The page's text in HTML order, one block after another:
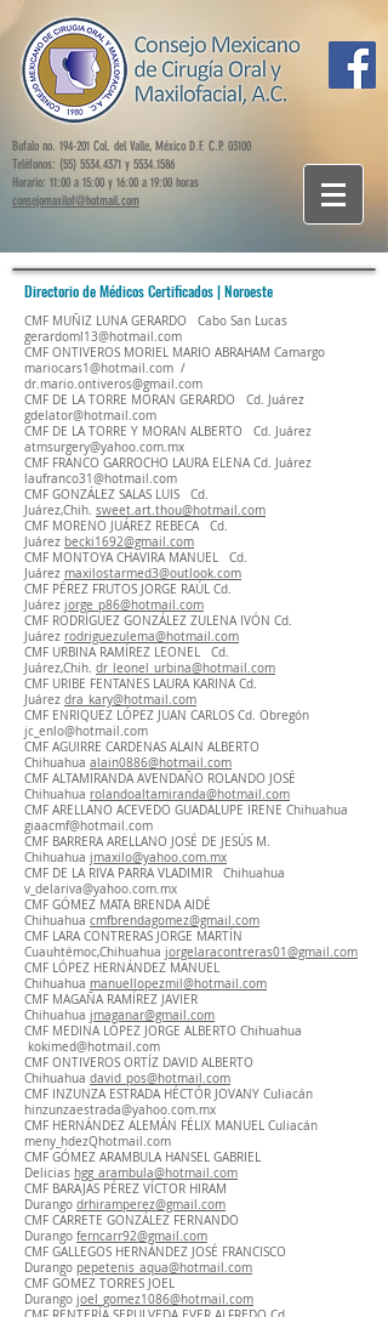
Bufalo no. 194-201 Col. del Valle, México D.F. C.P. 03100
Teléfonos: (55) 5534.4371 y 5534.1586
Horario: 11:00 a 15:00 y 16:00 a 19:00 horas
consejomaxilof@hotmail.com
Directorio de Médicos Certificados | Noroeste
CMF MUÑIZ LUNA GERARDO Cabo San Lucas
gerardoml13@hotmail.com
CMF ONTIVEROS MORIEL MARIO ABRAHAM Camargo
mariocars1@hotmail.com /
dr.mario.ontiveros@gmail.com
CMF DE LA TORRE MORAN GERARDO Cd. Juárez
gdelator@hotmail.com
CMF DE LA TORRE Y MORAN ALBERTO Cd. Juárez
atmsurgery@yahoo.com.mx
CMF FRANCO GARROCHO LAURA ELENA Cd. Juárez
laufranco31@hotmail.com
CMF GONZÁLEZ SALAS LUIS Cd.
Juárez,Chih. sweet.art.thou@hotmail.com
CMF MORENO JUÁREZ REBECA Cd.
Juárez becki1692@gmail.com
CMF MONTOYA CHAVIRA MANUEL Cd.
Juárez maxilostarmed3@outlook.com
CMF PÉREZ FRUTOS JORGE RAÚL Cd.
Juárez jorge_p86@hotmail.com
CMF RODRÍGUEZ GONZÁLEZ ZULENA IVÓN Cd.
Juárez rodriguezulema@hotmail.com
CMF URBINA RAMÍREZ LEONEL Cd.
Juárez,Chih. dr_leonel_urbina@hotmail.com
CMF URIBE FENTANES LAURA KARINA Cd.
Juárez dra_kary@hotmail.com
CMF ENRIQUEZ LÓPEZ JUAN CARLOS Cd. Obregón
jc_enlo@hotmail.com
CMF AGUIRRE CARDENAS ALAIN ALBERTO
Chihuahua alain0886@hotmail.com
CMF ALTAMIRANDA AVENDAÑO ROLANDO JOSÉ
Chihuahua rolandoaltamiranda@hotmail.com
CMF ARELLANO ACEVEDO GUADALUPE IRENE Chihuahua
giaacmf@hotmail.com
CMF BARRERA ARELLANO JOSÉ DE JESÚS M.
Chihuahua jmaxilo@yahoo.com.mx
CMF DE LA RIVA PARRA VLADIMIR Chihuahua
v_delariva@yahoo.com.mx
CMF GÓMEZ MATA BRENDA AIDÉ
Chihuahua cmfbrendagomez@gmail.com
CMF LARA CONTRERAS JORGE MARTÍN
Cuauhtémoc,Chihuahua jorgelaracontreras01@gmail.com
CMF LÓPEZ HERNÁNDEZ MANUEL
Chihuahua manuellopezmil@hotmail.com
CMF MAGAÑA RAMÍREZ JAVIER
Chihuahua jmaganar@gmail.com
CMF MEDINA LÓPEZ JORGE ALBERTO Chihuahua
kokimed@hotmail.com
CMF ONTIVEROS ORTÍZ DAVID ALBERTO
Chihuahua david_pos@hotmail.com
CMF INZUNZA ESTRADA HÉCTÓR JOVANY Culiacán
hinzunzaestrada@yahoo.com.mx
CMF HERNÁNDEZ ALEMÁN FÉLIX MANUEL Culiacán
meny_hdezQhotmail.com
CMF GÓMEZ ARAMBULA HANSEL GABRIEL
Delicias hgg_arambula@hotmail.com
CMF BARAJAS PÉREZ VÍCTOR HIRAM
Durango drhiramperez@gmail.com
CMF CARRETE GONZÁLEZ FERNANDO
Durango ferncarr92@gmail.com
CMF GALLEGOS HERNÁNDEZ JOSÉ FRANCISCO
Durango pepetenis_aqua@hotmail.com
CMF GÓMEZ TORRES JOEL
Durango joel_gomez1086@hotmail.com